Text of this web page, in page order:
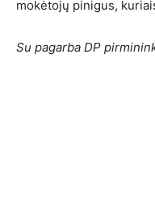
mokėtojų pinigus,
Su pagarba DP